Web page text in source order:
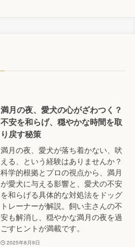
満月の夜、愛犬の心がざわつく？
不安を和らげ、穏やかな時間を取
り戻す秘策
満月の夜、愛犬が落ち着かない、吠
える、という経験はありませんか？
科学的根拠とプロの視点から、満月
が愛犬に与える影響と、愛犬の不安
を和らげる具体的な対処法をドッグ
トレーナーが解説。飼い主さんの不
安も解消し、穏やかな満月の夜を過
ごすヒントが満載です。
2025年8月9日